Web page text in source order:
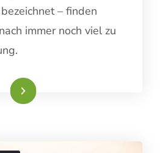
– finden
immer noch viel zu